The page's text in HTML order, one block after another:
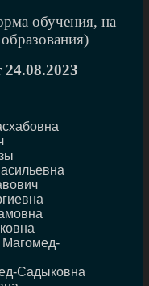
обучения, на
Садыковна